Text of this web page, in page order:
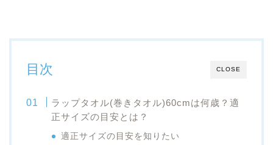
CLOSE
目次
ラップタオル(巻きタオル)60cmは何歳？適
正サイズの目安とは？
適正サイズの目安を知りたい